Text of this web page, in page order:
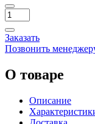
Заказать
Позвонить
О товаре
Описание